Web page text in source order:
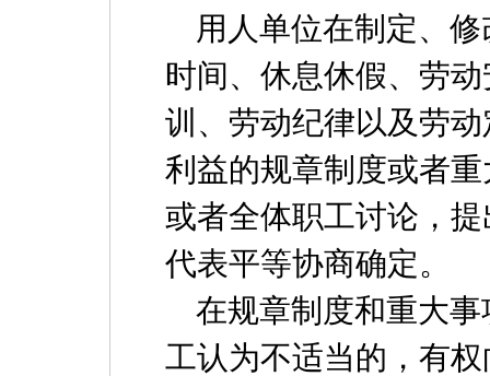
用人单位在制定、修
时间、休息休假、劳
训、劳动纪律以及劳
利益的规章制度或者
或者全体职工讨论，
代表平等协商确定。
在规章制度和重大事
工认为不适当的，有